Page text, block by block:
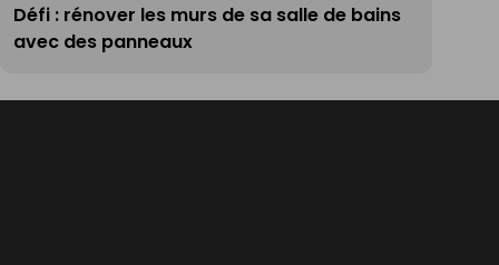
Défi : rénover les murs de sa salle de bains
avec des panneaux